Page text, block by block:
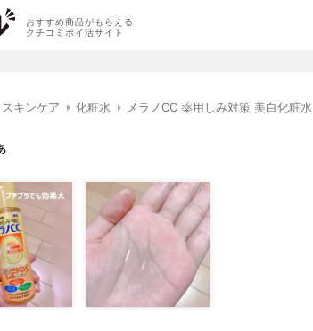
おすすめ商品がもらえる
クチコミポイ活サイト
スキンケア 化粧水 メラノCC 薬用しみ対策 美白化粧水